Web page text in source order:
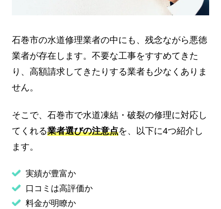
石巻市の水道修理業者の中にも、残念ながら悪徳
業者が存在します。不要な工事をすすめてきた
り、高額請求してきたりする業者も少なくありま
せん。
そこで、石巻市で水道凍結・破裂の修理に対応し
てくれる業者選びの注意点を、以下に4つ紹介し
ます。
実績が豊富か
口コミは高評価か
料金が明瞭か